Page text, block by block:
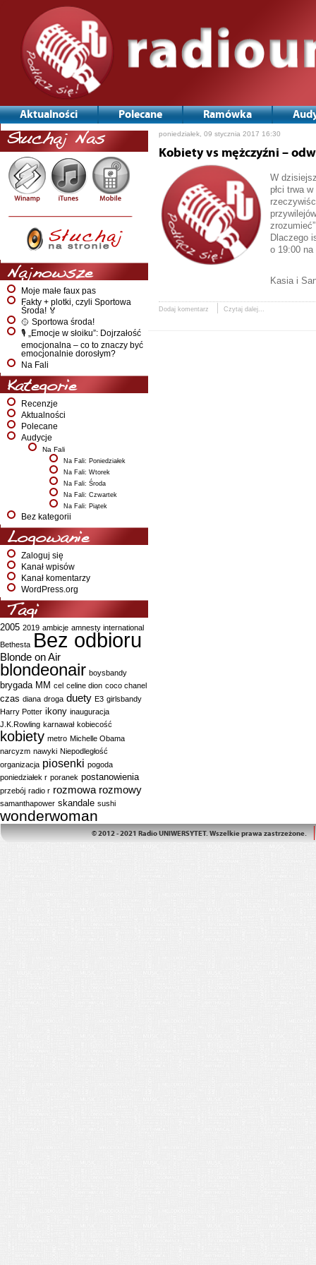
Aktualności Polecane Ramówka
Słuchaj Nas
Najnowsze
Moje małe faux pas
Fakty + plotki, czyli Sportowa
Środa! 🏅
🥎 Sportowa środa!
🎙️ „Emocje w słoiku”: Dojrzałość
emocjonalna – co to znaczy być
emocjonalnie dorosłym?
Na Fali
Kategorie
Recenzje
Aktualności
Polecane
Audycje
Na Fali
Na Fali: Poniedziałek
Na Fali: Wtorek
Na Fali: Środa
Na Fali: Czwartek
Na Fali: Piątek
Bez kategorii
Logowanie
Zaloguj się
Kanał wpisów
Kanał komentarzy
WordPress.org
Tagi
2005 2019 ambicje amnesty international
Bethesta Bez odbioru
Blonde on Air
blondeonair boysbandy
brygada MM cel celine dion coco chanel
czas diana droga duety E3 girlsbandy
Harry Potter ikony inauguracja
J.K.Rowling karnawał kobiecość
kobiety metro Michelle Obama
narcyzm nawyki Niepodległość
organizacja piosenki pogoda
poniedziałek r poranek postanowienia
przebój radio r rozmowa rozmowy
samanthapower skandale sushi
wonderwoman
poniedziałek, 09 stycznia 2017 16:30
Kobiety vs mężczyźni –
W
płci trwa
Dlaczego
o 19:00
Kasia i
Dodaj komentarz Czytaj dalej...
© 2012 - 2021 Radio UNIWERSYTET. Wszelkie prawa zastrzeżone.